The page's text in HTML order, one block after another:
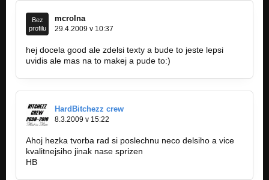
Bez
profilu
mcrolna
29.4.2009 v 10:37
hej docela good ale zdelsi texty a bude to jeste lepsi
uvidis ale mas na to makej a pude to:)
HardBitchezz crew
8.3.2009 v 15:22
Ahoj hezka tvorba rad si poslechnu neco delsiho a vice
kvalitnejsiho jinak nase sprizen
HB